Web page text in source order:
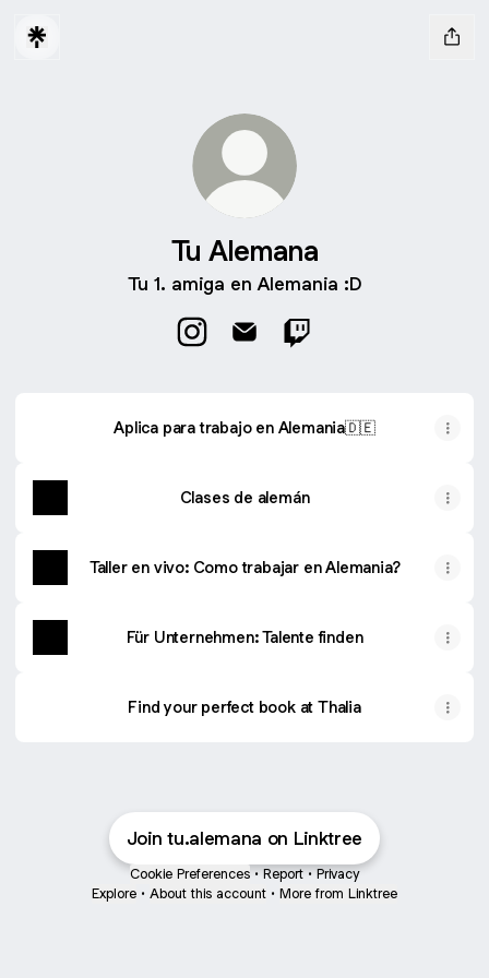
Tu Alemana
Tu 1. amiga en Alemania :D
Aplica para trabajo en Alemania🇩🇪
Clases de alemán
Taller en vivo: Como trabajar en Alemania?
Für Unternehmen: Talente finden
Find your perfect book at Thalia
Join tu.alemana on Linktree
Cookie Preferences • Report • Privacy
Explore • About this account • More from Linktree